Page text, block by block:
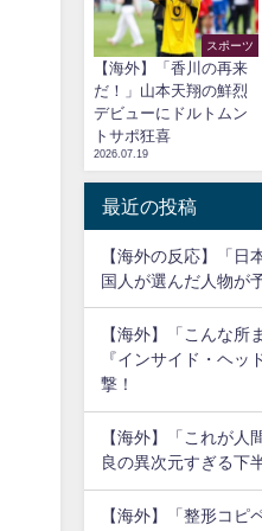
スポーツ
【海外】「香川の再来
だ！」山本天翔の鮮烈
デビューにドルトムン
トサポ狂喜
2026.07.19
最近の投稿
【海外の反応】「日
国人が選んだ人物が
【海外】「こんな所
『インサイド・ヘッ
撃！
【海外】「これが人
良の異次元すぎる下
【海外】「整形コピ